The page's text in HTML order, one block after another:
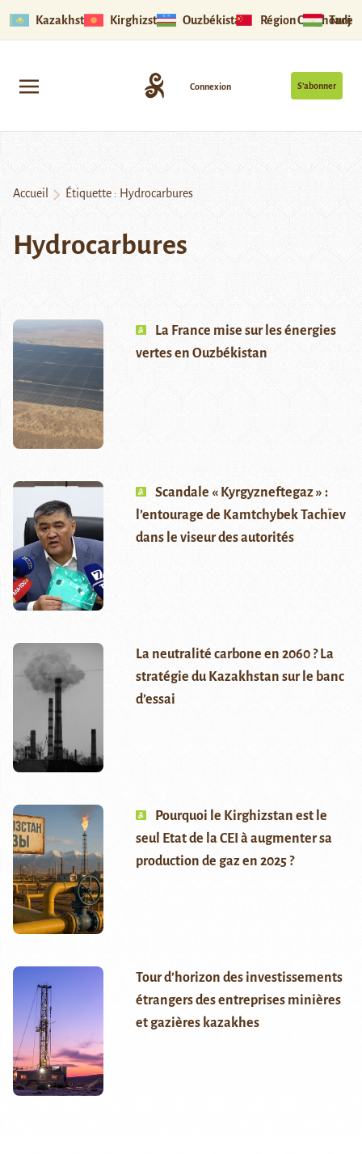
Kazakhstan Kirghizstan Ouzbékistan Région Ouïghoure
S’abonner
Connexion
Accueil Étiquette : Hydrocarbures
Hydrocarbures
La France mise sur les énergies
vertes en Ouzbékistan
Scandale « Kyrgyzneftegaz » :
l’entourage de Kamtchybek Tachïev
dans le viseur des autorités
La neutralité carbone en 2060 ? La
stratégie du Kazakhstan sur le banc
d’essai
Pourquoi le Kirghizstan est le
seul Etat de la CEI à augmenter sa
production de gaz en 2025 ?
Tour d’horizon des investissements
étrangers des entreprises minières
et gazières kazakhes